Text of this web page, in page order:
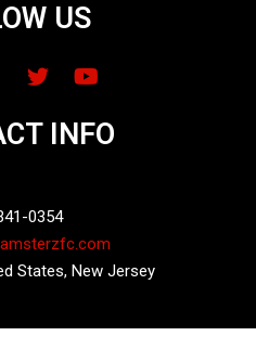
US
INFO
0354
States, New Jersey